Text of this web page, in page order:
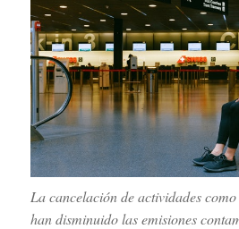
La cancelación de actividades
han disminuido las emisiones